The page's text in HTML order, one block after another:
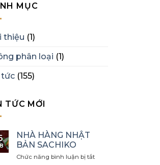
MỤC
thiệu (1)
phân loại (1)
tức (155)
TỨC MỚI
NHÀ HÀNG NHẬT
BẢN SACHIKO
Chức năng bình luận bị tắtở